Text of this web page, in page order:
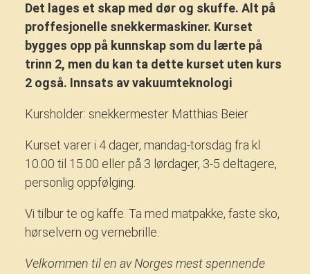
Det lages et skap med dør og skuffe. Alt på
proffesjonelle snekkermaskiner. Kurset
bygges opp på kunnskap som du lærte på
trinn 2, men du kan ta dette kurset uten kurs
2 også. Innsats av vakuumteknologi
Kursholder: snekkermester Matthias Beier
Kurset varer i 4 dager, mandag-torsdag fra kl.
10.00 til 15.00 eller på 3 lørdager, 3-5 deltagere,
personlig oppfølging.
Vi tilbur te og kaffe. Ta med matpakke, faste sko,
hørselvern og vernebrille.
Velkommen til en av Norges mest spennende